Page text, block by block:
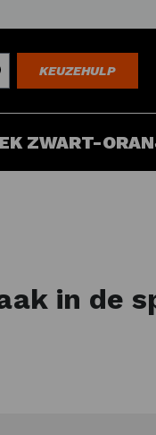
KEUZEHULP
ZWART-
in de